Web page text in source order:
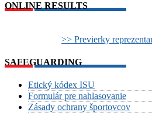
ONLINE RESULTS
>> Previerky
SAFEGUARDING
Etický kódex ISU
Formulár pre nahlasovanie
Zásady ochrany športovcov